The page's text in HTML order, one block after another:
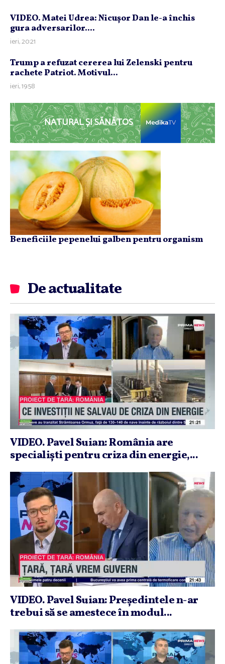
VIDEO. Matei Udrea: Nicuşor Dan le-a închis
gura adversarilor....
ieri, 20:21
Trump a refuzat cererea lui Zelenski pentru
rachete Patriot. Motivul...
ieri, 19:58
NATURAL ȘI SĂNĂTOS
Beneficiile pepenelui galben pentru organism
De actualitate
VIDEO. Pavel Suian: România are
specialişti pentru criza din energie,...
VIDEO. Pavel Suian: Preşedintele n-ar
trebui să se amestece în modul...